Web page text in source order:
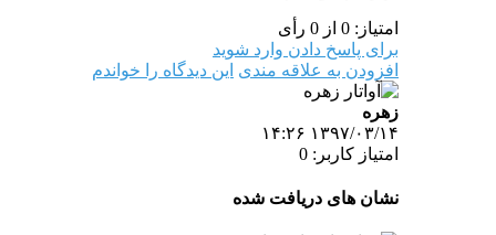
امتیاز: 0 از 0 رأی
برای پاسخ دادن وارد شوید
افزودن به علاقه مندی این دیدگاه را خواندم
زهره
۱۳۹۷/۰۳/۱۴ ۱۴:۲۶
امتیاز کاربر: 0
نشان های دریافت شده